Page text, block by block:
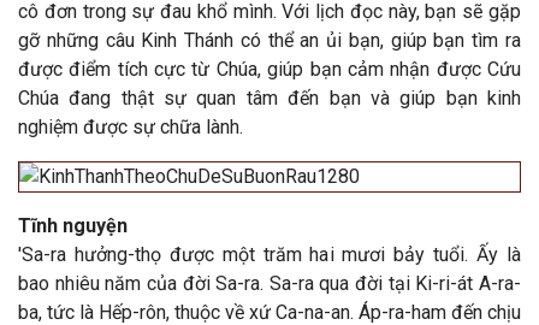
cô đơn trong sự đau khổ mình. Với lịch đọc này, bạn sẽ gặp
gỡ những câu Kinh Thánh có thể an ủi bạn, giúp bạn tìm ra
được điểm tích cực từ Chúa, giúp bạn cảm nhận được Cứu
Chúa đang thật sự quan tâm đến bạn và giúp bạn kinh
nghiệm được sự chữa lành.
Tĩnh nguyện
'Sa-ra hưởng-thọ được một trăm hai mươi bảy tuổi. Ấy là
bao nhiêu năm của đời Sa-ra. Sa-ra qua đời tại Ki-ri-át A-ra-
ba, tức là Hếp-rôn, thuộc về xứ Ca-na-an. Áp-ra-ham đến chịu